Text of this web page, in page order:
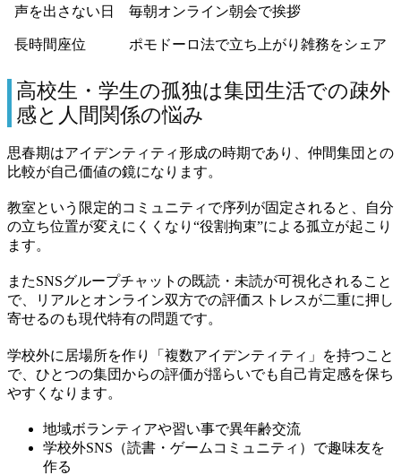
声を出さない日 毎朝オンライン朝会で挨拶
長時間座位 ポモドーロ法で立ち上がり雑務をシェア
高校生・学生の孤独は集団生活での疎外
感と人間関係の悩み
思春期はアイデンティティ形成の時期であり、仲間集団との
比較が自己価値の鏡になります。
教室という限定的コミュニティで序列が固定されると、自分
の立ち位置が変えにくくなり“役割拘束”による孤立が起こり
ます。
またSNSグループチャットの既読・未読が可視化されること
で、リアルとオンライン双方での評価ストレスが二重に押し
寄せるのも現代特有の問題です。
学校外に居場所を作り「複数アイデンティティ」を持つこと
で、ひとつの集団からの評価が揺らいでも自己肯定感を保ち
やすくなります。
地域ボランティアや習い事で異年齢交流
学校外SNS（読書・ゲームコミュニティ）で趣味友を
作る